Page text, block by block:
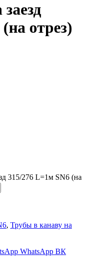
отрез)
315/276 L=1м SN6 (на
, Трубы в канаву на
WhatsApp ВК